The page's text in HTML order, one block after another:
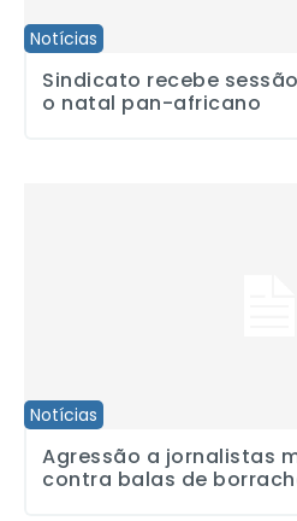
Notícias
Sindicato recebe
o natal pan-africano
Notícias
Agressão a jornalistas
contra balas de